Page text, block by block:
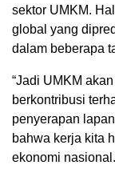
sektor UMKM.
global yang
dalam beberapa
“Jadi UMKM
berkontribusi
penyerapan
bahwa kerja kita
ekonomi